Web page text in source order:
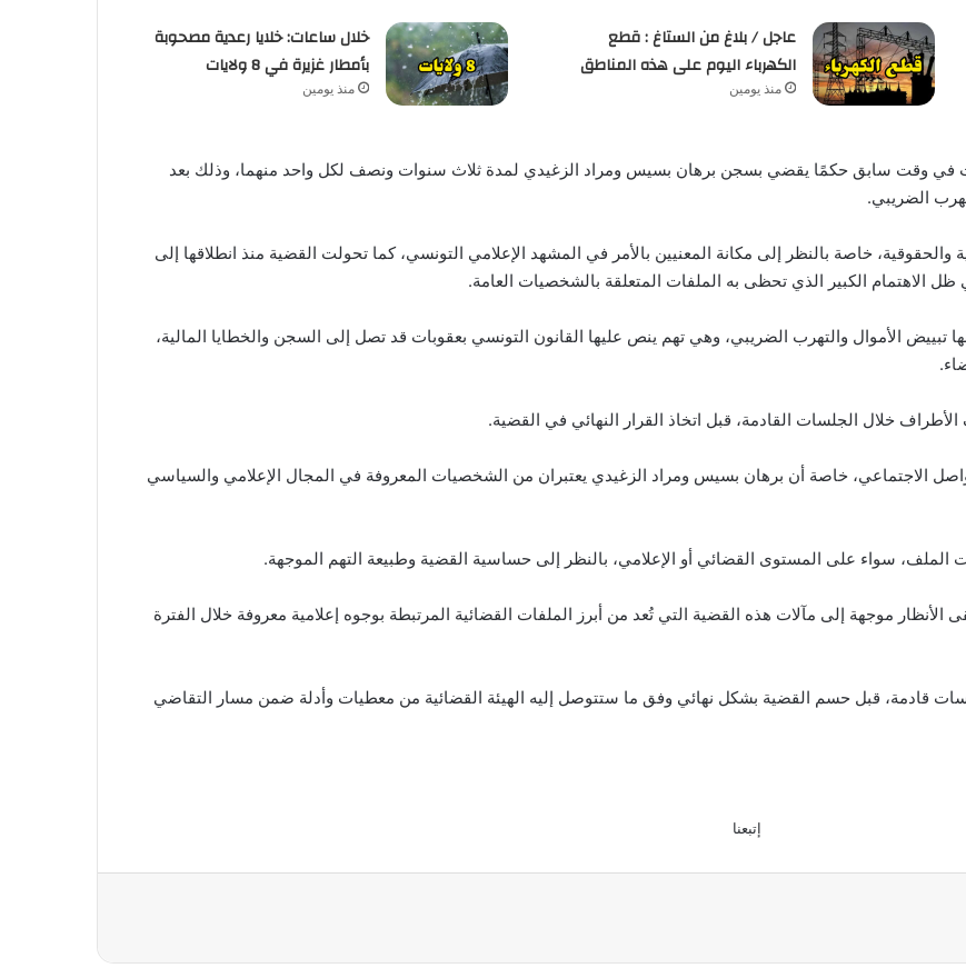
عاجل / بلاغ من الستاغ : قطع
الكهرباء اليوم على هذه المناطق
منذ يومين
خلال ساعات: خلايا رعدية مصحوبة
بأمطار غزيرة في 8 ولايات
منذ يومين
في وقت سابق حكمًا يقضي بسجن برهان بسيس ومراد الزغيدي لمدة ثلاث سنوات ونصف لكل واحد منهما، وذلك بعد
الضريبي.
والحقوقية، خاصة بالنظر إلى مكانة المعنيين بالأمر في المشهد الإعلامي التونسي، كما تحولت القضية منذ انطلاقها إلى
الاهتمام الكبير الذي تحظى به الملفات المتعلقة بالشخصيات العامة.
تبييض الأموال والتهرب الضريبي، وهي تهم ينص عليها القانون التونسي بعقوبات قد تصل إلى السجن والخطايا المالية،
خلال الجلسات القادمة، قبل اتخاذ القرار النهائي في القضية.
الاجتماعي، خاصة أن برهان بسيس ومراد الزغيدي يعتبران من الشخصيات المعروفة في المجال الإعلامي والسياسي
الملف، سواء على المستوى القضائي أو الإعلامي، بالنظر إلى حساسية القضية وطبيعة التهم الموجهة.
الأنظار موجهة إلى مآلات هذه القضية التي تُعد من أبرز الملفات القضائية المرتبطة بوجوه إعلامية معروفة خلال الفترة
قادمة، قبل حسم القضية بشكل نهائي وفق ما ستتوصل إليه الهيئة القضائية من معطيات وأدلة ضمن مسار التقاضي
إتبعنا